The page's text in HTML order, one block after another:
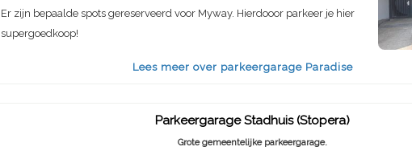
Er zijn bepaalde spots gereserveerd voor Myway. Hierdooor parkeer je hier
supergoedkoop!
Lees meer over parkeergarage Paradise
Parkeergarage Stadhuis (Stopera)
Grote gemeentelijke parkeergarage.